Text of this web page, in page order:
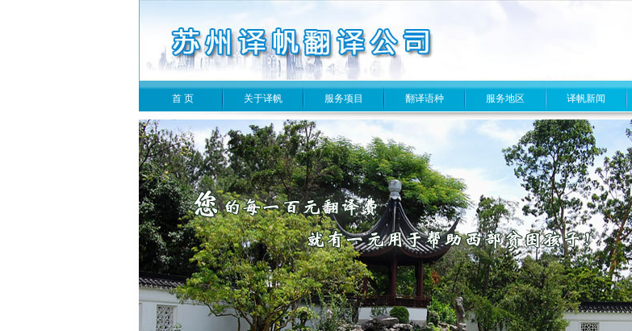
首 页 关于译帆 服务项目 翻译语种 服务地区 译帆新闻